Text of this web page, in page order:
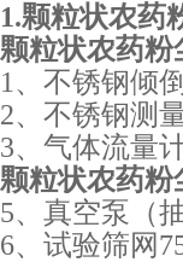
1.颗粒状农药
颗粒状农药
1 、不锈钢倾
2、不锈钢测
3、气体流量
颗粒状农药
5、真空泵（
6、试验筛网